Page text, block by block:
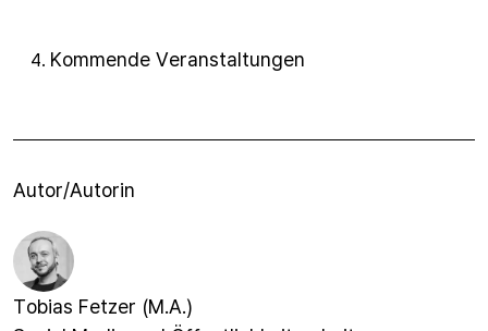
4. Kommende Veranstaltungen
Autor/Autorin
Tobias Fetzer (M.A.)